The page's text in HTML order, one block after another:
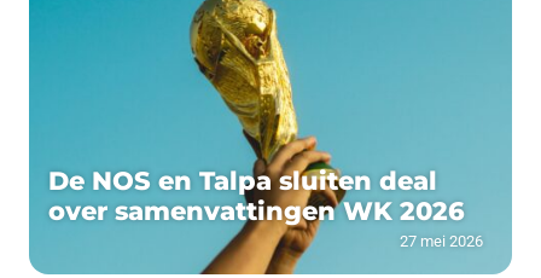
De NOS en Talpa sluiten deal
over samenvattingen WK 2026
27 mei 2026